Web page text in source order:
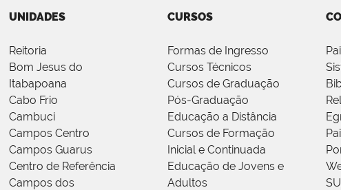
UNIDADES
Reitoria
Bom Jesus do
Itabapoana
Cabo Frio
Cambuci
Campos Centro
Campos Guarus
Centro de Referência
Campos dos
CURSOS
Formas de Ingresso
Cursos Técnicos
Cursos de Graduação
Pós-Graduação
Educação a Distância
Cursos de Formação
Inicial e Continuada
Educação de Jovens e
Adultos